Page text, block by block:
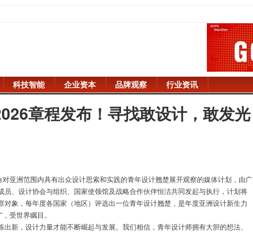
科技智能 企业资本 品牌观察 行业资讯
章程发布！寻找敢设计，敢发光
亚洲范围内具有出众设计思索和实践的青年设计翘楚展开观察的媒体计划，由广
、设计协会与组织、国家使领馆及战略合作伙伴恒洁共同发起与执行，计划将
象，每年度各国家（地区）评选出一位青年设计翘楚，是年度亚洲设计新生力
受世界瞩目。
新，设计力量才能不断崛起与发展。我们相信，青年设计师拥有大胆的想法、